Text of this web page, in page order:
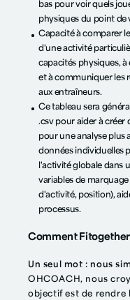
bas pour voir quels
physiques du point de
Capacité à comparer
d'une activité
capacités physiques,
et à communiquer les
aux entraîneurs.
Ce tableau sera
.csv pour aider à créer
pour une analyse plus
données individuelles
l'activité globale dans
variables de
d'activité, position),
processus.
Comment
Un seul mot : nous
OHCOACH, nous
objectif est de rendre